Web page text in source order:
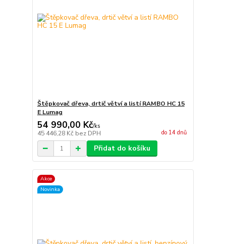
Štěpkovač dřeva, drtič větví a listí RAMBO HC 15
E Lumag
54 990,00 Kč/ks
45 446,28 Kč bez DPH do 14 dnů
Přidat do košíku
Akce
Novinka